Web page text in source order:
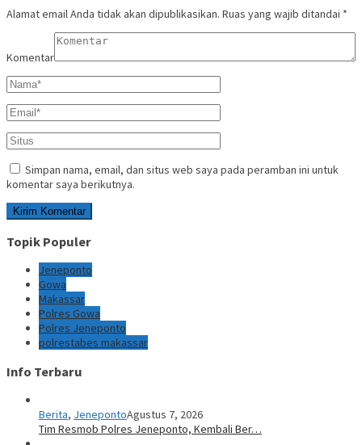
Alamat email Anda tidak akan dipublikasikan. Ruas yang wajib ditandai *
Komentar
Simpan nama, email, dan situs web saya pada peramban ini untuk
komentar saya berikutnya.
Topik Populer
Jeneponto
Gowa
Makassar
Polres Gowa
Polres Jeneponto
polrestabes makassar
Info Terbaru
Berita, JenepontoAgustus 7, 2026
Tim Resmob Polres Jeneponto, Kembali Ber…